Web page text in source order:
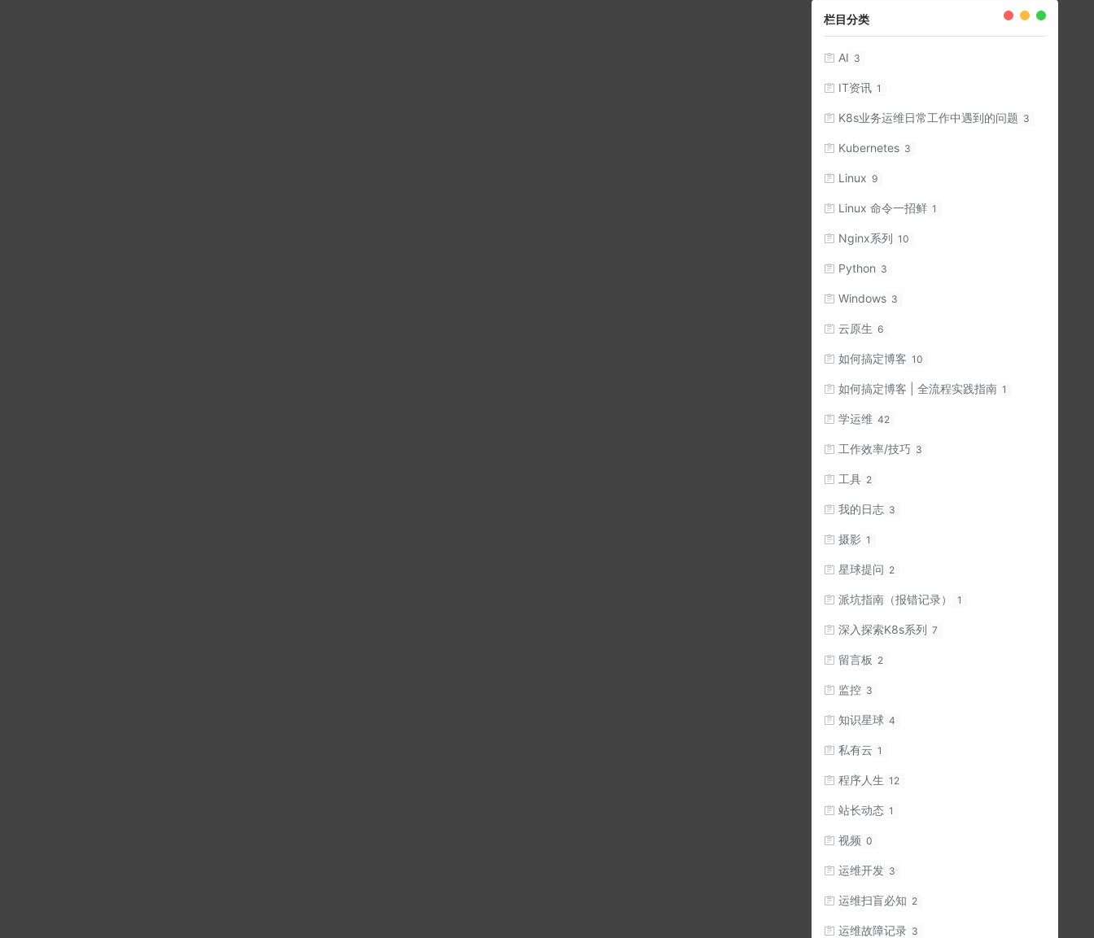
栏目分类
AI 3
IT资讯 1
K8s业务运维日常工作中遇到的问题 3
Kubernetes 3
Linux 9
Linux 命令一招鲜 1
Nginx系列 10
Python 3
Windows 3
云原生 6
如何搞定博客 10
如何搞定博客 | 全流程实践指南 1
学运维 42
工作效率/技巧 3
工具 2
我的日志 3
摄影 1
星球提问 2
派坑指南（报错记录） 1
深入探索K8s系列 7
留言板 2
监控 3
知识星球 4
私有云 1
程序人生 12
站长动态 1
视频 0
运维开发 3
运维扫盲必知 2
运维故障记录 3